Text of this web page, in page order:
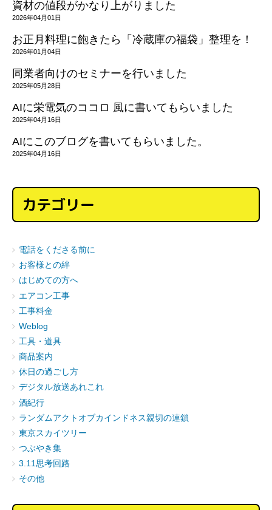
資材の値段がかなり上がりました
2026年04月01日
お正月料理に飽きたら「冷蔵庫の福袋」整理を！
2026年01月04日
同業者向けのセミナーを行いました
2025年05月28日
AIに栄電気のココロ 風に書いてもらいました
2025年04月16日
AIにこのブログを書いてもらいました。
2025年04月16日
カテゴリー
電話をくださる前に
お客様との絆
はじめての方へ
エアコン工事
工事料金
Weblog
工具・道具
商品案内
休日の過ごし方
デジタル放送あれこれ
酒紀行
ランダムアクトオブカインドネス親切の連鎖
東京スカイツリー
つぶやき集
3.11思考回路
その他